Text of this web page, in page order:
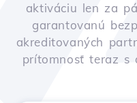
aktiváciu len za
garantovanú
akreditovaných
prítomnosť teraz s